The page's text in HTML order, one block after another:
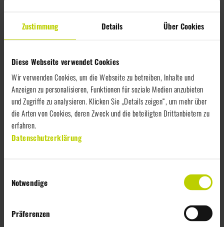
Zustimmung Details Über Cookies
Diese Webseite verwendet Cookies
Wir verwenden Cookies, um die Webseite zu betreiben, Inhalte und
Anzeigen zu personalisieren, Funktionen für soziale Medien anzubieten
und Zugriffe zu analysieren. Klicken Sie „Details zeigen“, um mehr über
die Arten von Cookies, deren Zweck und die beteiligten Drittanbietern zu
erfahren.
Datenschutzerklärung
Notwendige
Präferenzen
Geschichte
Dort, wo heute unser modernes Frische-